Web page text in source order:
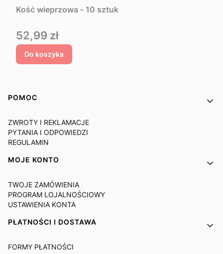
Kość wieprzowa - 10 sztuk
Cena
52,99 zł
Do koszyka
Linki w stopce
POMOC
ZWROTY I REKLAMACJE
PYTANIA I ODPOWIEDZI
REGULAMIN
MOJE KONTO
TWOJE ZAMÓWIENIA
PROGRAM LOJALNOŚCIOWY
USTAWIENIA KONTA
PŁATNOŚCI I DOSTAWA
FORMY PŁATNOŚCI